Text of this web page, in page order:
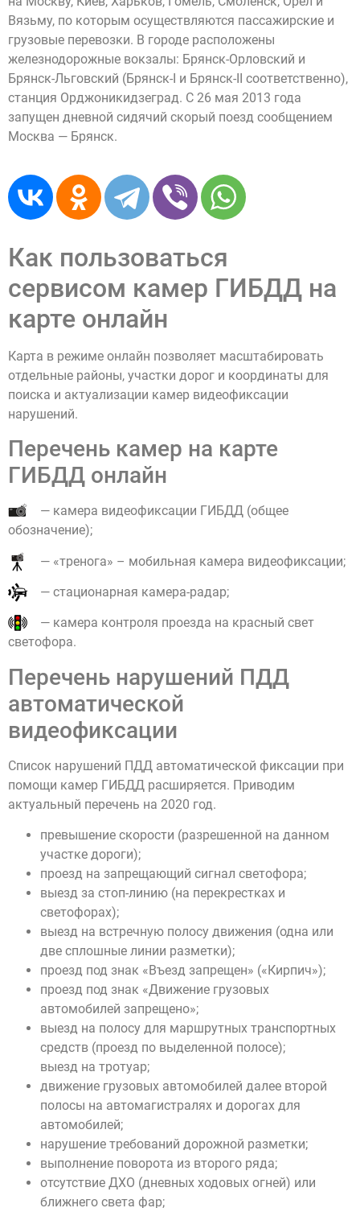
Вязьму, по которым осуществляются пассажирские и
грузовые перевозки. В городе расположены
железнодорожные вокзалы: Брянск-Орловский и
Брянск-Льговский (Брянск-I и Брянск-II соответственно),
станция Орджоникидзеград. С 26 мая 2013 года
запущен дневной сидячий скорый поезд сообщением
Москва — Брянск.
Как пользоваться
сервисом камер ГИБДД на
карте онлайн
Карта в режиме онлайн позволяет масштабировать
отдельные районы, участки дорог и координаты для
поиска и актуализации камер видеофиксации
нарушений.
Перечень камер на карте
ГИБДД онлайн
— камера видеофиксации ГИБДД (общее
обозначение);
— «тренога» – мобильная камера видеофиксации;
— стационарная камера-радар;
— камера контроля проезда на красный свет
светофора.
Перечень нарушений ПДД
автоматической
видеофиксации
Список нарушений ПДД автоматической фиксации при
помощи камер ГИБДД расширяется. Приводим
актуальный перечень на 2020 год.
превышение скорости (разрешенной на данном
участке дороги);
проезд на запрещающий сигнал светофора;
выезд за стоп-линию (на перекрестках и
светофорах);
выезд на встречную полосу движения (одна или
две сплошные линии разметки);
проезд под знак «Въезд запрещен» («Кирпич»);
проезд под знак «Движение грузовых
автомобилей запрещено»;
выезд на полосу для маршрутных транспортных
средств (проезд по выделенной полосе);
выезд на тротуар;
движение грузовых автомобилей далее второй
полосы на автомагистралях и дорогах для
автомобилей;
нарушение требований дорожной разметки;
выполнение поворота из второго ряда;
отсутствие ДХО (дневных ходовых огней) или
ближнего света фар;